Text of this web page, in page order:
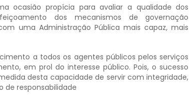
ocasião propícia para avaliar a qualidade dos
dos mecanismos de governação
uma Administração Pública mais capaz, mais
a todos os agentes públicos pelos serviços
em prol do interesse público. Pois, o sucesso
desta capacidade de servir com integridade,
de responsabilidade